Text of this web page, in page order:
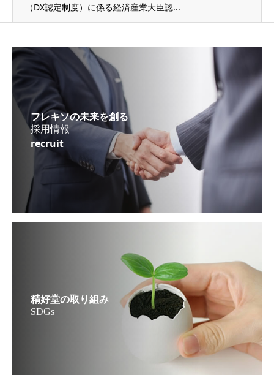
（DX認定制度）に係る経済産業大臣認...
フレキソの未来を創る
採用情報
recruit
精好堂の取り組み
SDGs